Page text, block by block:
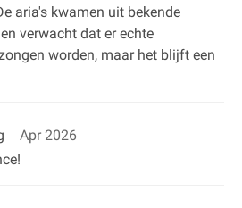
aria's kwamen uit bekende
verwacht dat er echte
worden, maar het blijft een
Apr 2026